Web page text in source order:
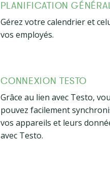
PLANIFICATION
Gérez votre calendrier et
vos employés.
CONNEXION TESTO
Grâce au lien avec Testo,
pouvez facilement
vos appareils et leurs
avec Testo.